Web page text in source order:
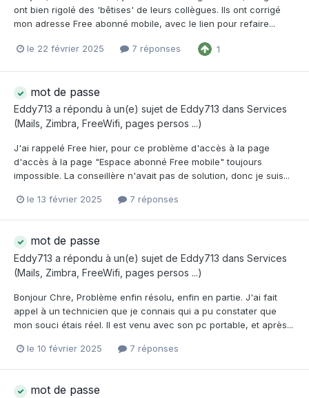
ont bien rigolé des 'bêtises' de leurs collègues. Ils ont corrigé
mon adresse Free abonné mobile, avec le lien pour refaire...
le 22 février 2025 7 réponses 1
mot de passe
Eddy713 a répondu à un(e) sujet de Eddy713 dans Services
(Mails, Zimbra, FreeWifi, pages persos ...)
J'ai rappelé Free hier, pour ce problème d'accès à la page
d'accès à la page "Espace abonné Free mobile" toujours
impossible. La conseillère n'avait pas de solution, donc je suis...
le 13 février 2025 7 réponses
mot de passe
Eddy713 a répondu à un(e) sujet de Eddy713 dans Services
(Mails, Zimbra, FreeWifi, pages persos ...)
Bonjour Chre, Problème enfin résolu, enfin en partie. J'ai fait
appel à un technicien que je connais qui a pu constater que
mon souci étais réel. Il est venu avec son pc portable, et après...
le 10 février 2025 7 réponses
mot de passe